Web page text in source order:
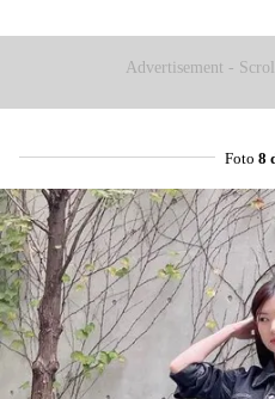
Advertisement -
Foto 8